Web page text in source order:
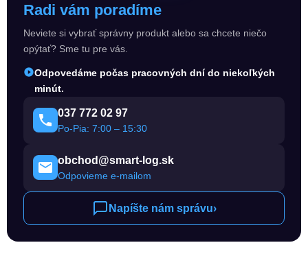
Radi vám poradíme
Neviete si vybrať správny produkt alebo sa chcete niečo
opýtať? Sme tu pre vás.
Odpovedáme počas pracovných dní do niekoľkých
minút.
037 772 02 97
Po-Pia: 7:00 – 15:30
obchod@smart-log.sk
Odpovieme e-mailom
Napíšte nám správu›